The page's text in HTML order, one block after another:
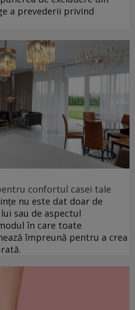
a prevederii privind
confortul casei tale
nu este dat doar de
sau de aspectul
în care toate
împreună pentru a crea